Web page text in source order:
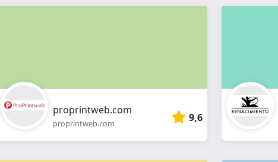
proprintweb.com
proprintweb.com 9,6